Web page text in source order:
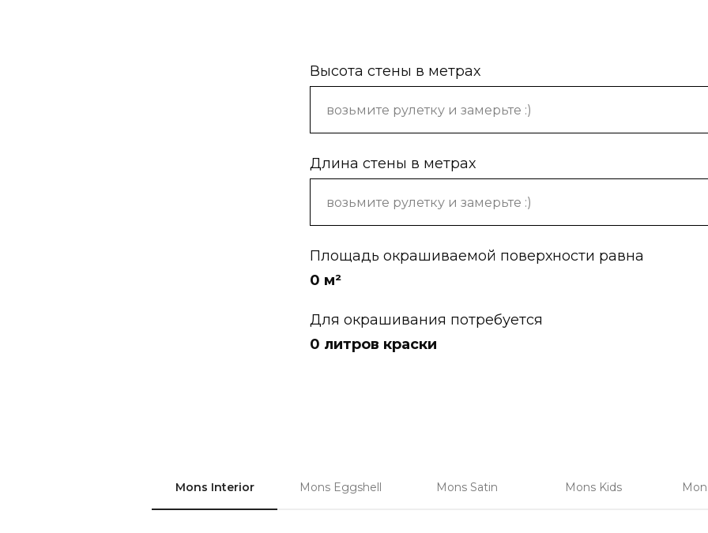
Высота стены в метрах
Длина стены в метрах
Площадь окрашиваемой поверхности равна
0 м²
Для окрашивания потребуется
0 литров краски
Mons Interior Mons Eggshell Mons Satin Mons Kids